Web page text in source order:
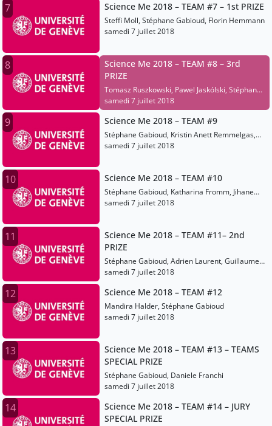
7 Science Me 2018 – TEAM #7 – 1st PRIZE
Steffi Moll, Stéphane Gabioud, Florin Hemmann
samedi 7 juillet 2018
8
Science Me 2018 – TEAM #8 – 3rd
PRIZE
Tomasz Ruszkowski, Pawel Jaskólski, Stéphane
Gabioud
samedi 7 juillet 2018
9 Science Me 2018 – TEAM #9
Stéphane Gabioud, Kristin Anett Remmelgas,
Sander Kotkas
samedi 7 juillet 2018
10 Science Me 2018 – TEAM #10
Stéphane Gabioud, Katharina Fromm, Jihane
Hankache
samedi 7 juillet 2018
11
Science Me 2018 – TEAM #11– 2nd
PRIZE
Stéphane Gabioud, Adrien Laurent, Guillaume
Bertoli
samedi 7 juillet 2018
12 Science Me 2018 – TEAM #12
Mandira Halder, Stéphane Gabioud
samedi 7 juillet 2018
13
Science Me 2018 – TEAM #13 – TEAMS
SPECIAL PRIZE
Stéphane Gabioud, Daniele Franchi
samedi 7 juillet 2018
14
Science Me 2018 – TEAM #14 – JURY
SPECIAL PRIZE